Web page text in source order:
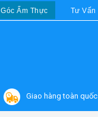
Góc Ẩm Thực Tư Vấn
Giao hàng toàn quốc